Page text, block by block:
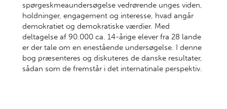
spørgeskmeaundersøgelse vedrørende unges viden,
holdninger, engagement og interesse, hvad angår
demokratiet og demokratiske værdier. Med
deltagelse af 90.000 ca. 14-årige elever fra 28 lande
er der tale om en enestående undersøgelse. I denne
bog præsenteres og diskuteres de danske resultater,
sådan som de fremstår i det internatinale perspektiv.